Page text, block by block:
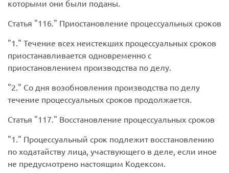
которыми они были поданы.
Статья
116.
Приостановление процессуальных сроков
1. Течение всех неистекших процессуальных сроков
приостанавливается одновременно с
приостановлением производства по делу.
2.
Со дня возобновления производства по делу
течение процессуальных сроков продолжается.
Статья
117.
Восстановление процессуальных сроков
1.
Процессуальный срок подлежит восстановлению
по ходатайству лица, участвующего в деле, если иное
не предусмотрено настоящим Кодексом.